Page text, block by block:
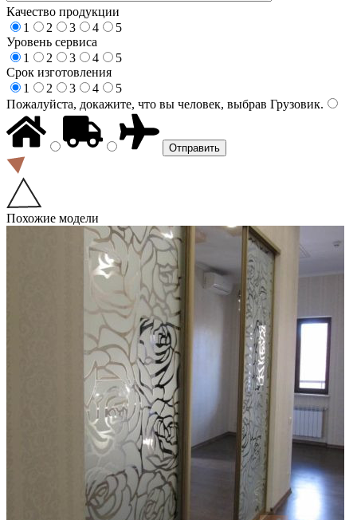
Качество продукции
1
2 3 4
5
Уровень сервиса
1
2 3 4
5
Срок изготовления
1
2 3 4
5
Пожалуйста, докажите, что вы человек, выбрав Грузовик.
Похожие модели